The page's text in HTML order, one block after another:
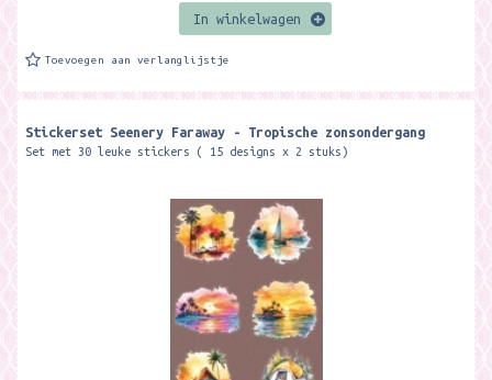
In winkelwagen
Toevoegen aan verlanglijstje
Stickerset Seenery Faraway - Tropische zonsondergang
Set met 30 leuke stickers ( 15 designs x 2 stuks)